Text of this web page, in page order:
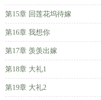
第15章 回莲花坞待嫁
第16章 我想你
第17章 羡羡出嫁
第18章 大礼1
第19章 大礼2